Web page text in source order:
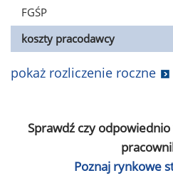
FGŚP
koszty pracodawcy
pokaż rozliczenie roczne
Sprawdź czy
Poznaj rynkowe